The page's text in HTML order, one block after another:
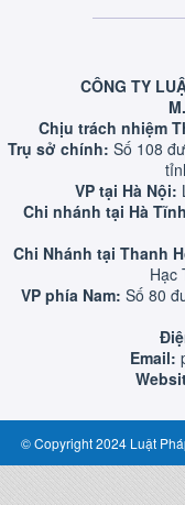
CÔNG TY
Chịu trách nhiệm
Trụ sở chính: Số 108
VP tại Hà Nội:
Chi nhánh tại Hà
Chi Nhánh tại Thanh
Hạc
VP phía Nam: Số 80
Email:
© Copyright 2024 Luật